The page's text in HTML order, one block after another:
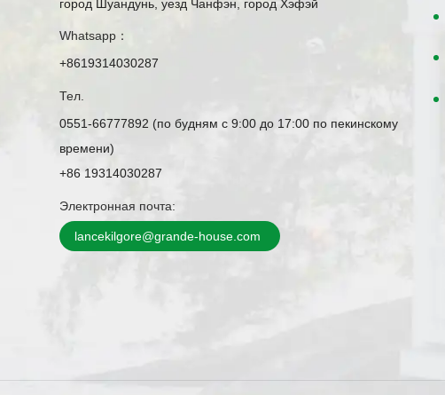
город Шуандунь, уезд Чанфэн, город Хэфэй
Whatsapp：
+8619314030287
Тел.
0551-66777892 (по будням с 9:00 до 17:00 по пекинскому
времени)
+86 19314030287
Электронная почта:
lancekilgore@grande-house.com